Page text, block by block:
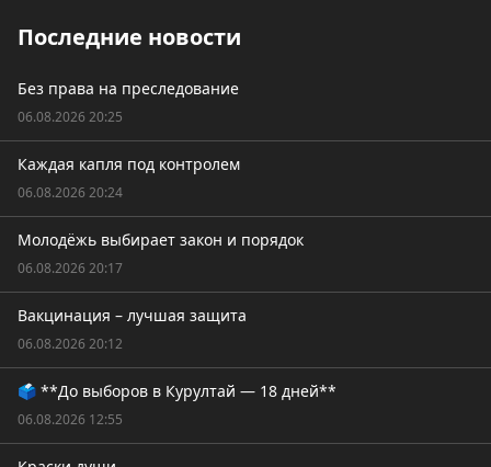
Последние новости
Без права на преследование
06.08.2026 20:25
Каждая капля под контролем
06.08.2026 20:24
Молодёжь выбирает закон и порядок
06.08.2026 20:17
Вакцинация – лучшая защита
06.08.2026 20:12
🗳️ **До выборов в Курултай — 18 дней**
06.08.2026 12:55